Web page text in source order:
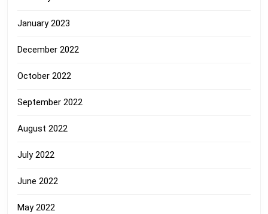
January 2023
December 2022
October 2022
September 2022
August 2022
July 2022
June 2022
May 2022